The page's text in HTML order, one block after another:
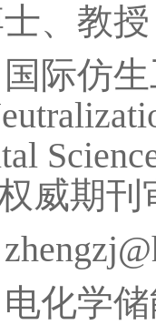
、教
际仿
威期
化学